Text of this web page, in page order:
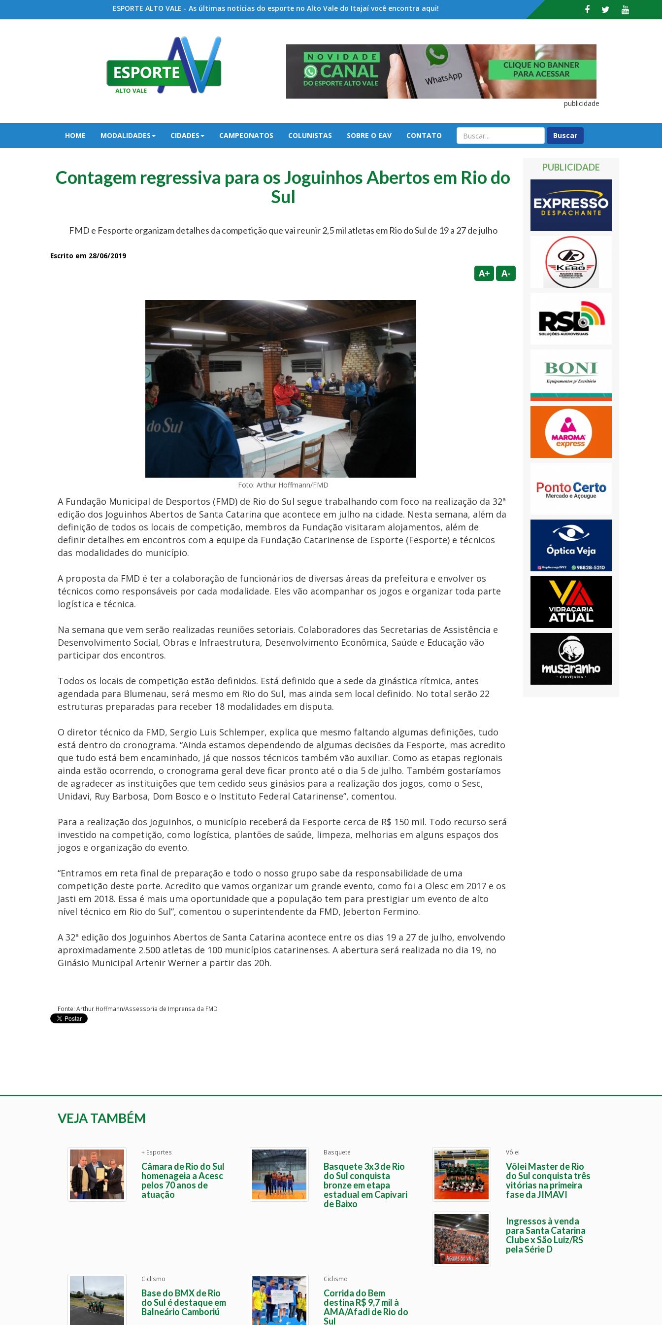
ESPORTE ALTO VALE - As últimas notícias do esporte no Alto Vale do Itajaí você encontra aqui!
publicidade
HOME MODALIDADES CIDADES CAMPEONATOS COLUNISTAS SOBRE O EAV CONTATO
Contagem regressiva para os Joguinhos Abertos em Rio do
Sul
FMD e Fesporte organizam detalhes da competição que vai reunir 2,5 mil atletas em Rio do Sul de 19 a 27 de julho
Escrito em 28/06/2019
A+ A-
Foto: Arthur Hoffmann/FMD
A Fundação Municipal de Desportos (FMD) de Rio do Sul segue trabalhando com foco na realização da 32ª
edição dos Joguinhos Abertos de Santa Catarina que acontece em julho na cidade. Nesta semana, além da
definição de todos os locais de competição, membros da Fundação visitaram alojamentos, além de
definir detalhes em encontros com a equipe da Fundação Catarinense de Esporte (Fesporte) e técnicos
das modalidades do município.
A proposta da FMD é ter a colaboração de funcionários de diversas áreas da prefeitura e envolver os
técnicos como responsáveis por cada modalidade. Eles vão acompanhar os jogos e organizar toda parte
logística e técnica.
Na semana que vem serão realizadas reuniões setoriais. Colaboradores das Secretarias de Assistência e
Desenvolvimento Social, Obras e Infraestrutura, Desenvolvimento Econômica, Saúde e Educação vão
participar dos encontros.
Todos os locais de competição estão definidos. Está definido que a sede da ginástica rítmica, antes
agendada para Blumenau, será mesmo em Rio do Sul, mas ainda sem local definido. No total serão 22
estruturas preparadas para receber 18 modalidades em disputa.
O diretor técnico da FMD, Sergio Luis Schlemper, explica que mesmo faltando algumas definições, tudo
está dentro do cronograma. “Ainda estamos dependendo de algumas decisões da Fesporte, mas acredito
que tudo está bem encaminhado, já que nossos técnicos também vão auxiliar. Como as etapas regionais
ainda estão ocorrendo, o cronograma geral deve ficar pronto até o dia 5 de julho. Também gostaríamos
de agradecer as instituições que tem cedido seus ginásios para a realização dos jogos, como o Sesc,
Unidavi, Ruy Barbosa, Dom Bosco e o Instituto Federal Catarinense”, comentou.
Para a realização dos Joguinhos, o município receberá da Fesporte cerca de R$ 150 mil. Todo recurso será
investido na competição, como logística, plantões de saúde, limpeza, melhorias em alguns espaços dos
jogos e organização do evento.
“Entramos em reta final de preparação e todo o nosso grupo sabe da responsabilidade de uma
competição deste porte. Acredito que vamos organizar um grande evento, como foi a Olesc em 2017 e os
Jasti em 2018. Essa é mais uma oportunidade que a população tem para prestigiar um evento de alto
nível técnico em Rio do Sul”, comentou o superintendente da FMD, Jeberton Fermino.
A 32ª edição dos Joguinhos Abertos de Santa Catarina acontece entre os dias 19 a 27 de julho, envolvendo
aproximadamente 2.500 atletas de 100 municípios catarinenses. A abertura será realizada no dia 19, no
Ginásio Municipal Artenir Werner a partir das 20h.
Fonte: Arthur Hoffmann/Assessoria de Imprensa da FMD
PUBLICIDADE
VEJA TAMBÉM
+ Esportes
Câmara de Rio do Sul
homenageia a Acesc
pelos 70 anos de
atuação
Basquete
Basquete 3x3 de Rio
do Sul conquista
bronze em etapa
estadual em Capivari
de Baixo
Vôlei
Vôlei Master de Rio
do Sul conquista três
vitórias na primeira
fase da JIMAVI
Ingressos à venda
para Santa Catarina
Clube x São Luiz/RS
pela Série D
Ciclismo
Base do BMX de Rio
do Sul é destaque em
Balneário Camboriú
Ciclismo
Corrida do Bem
destina R$ 9,7 mil à
AMA/Afadi de Rio do
Sul